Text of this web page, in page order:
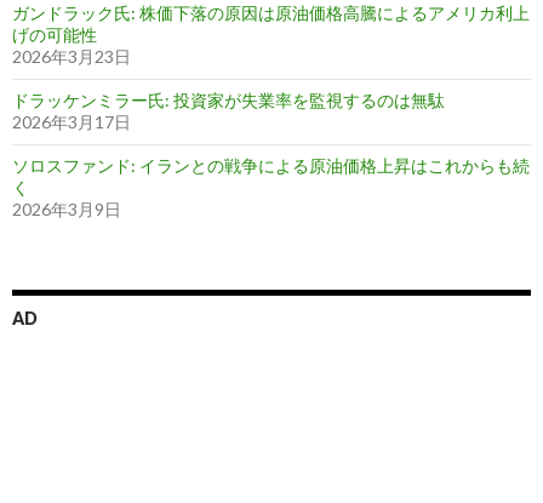
ガンドラック氏: 株価下落の原因は原油価格高騰によるアメリカ利上
げの可能性
2026年3月23日
ドラッケンミラー氏: 投資家が失業率を監視するのは無駄
2026年3月17日
ソロスファンド: イランとの戦争による原油価格上昇はこれからも続
く
2026年3月9日
AD